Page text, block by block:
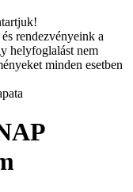
rendezvényeink a
helyfoglalást nem
minden esetben